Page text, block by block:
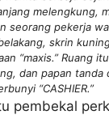
melengkung,
seorang pekerja
skrin
“maxis.” Ruang
dan papan tanda
“CASHIER.”
pembekal